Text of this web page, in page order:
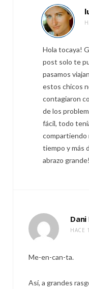
Hola tocaya!
post solo te
pasamos
estos chicos
contagiaron
de los
fácil, todo
compartiendo
tiempo y más
abrazo grande!
Dani
HACE
Me-en-can-ta.
Así, a grandes